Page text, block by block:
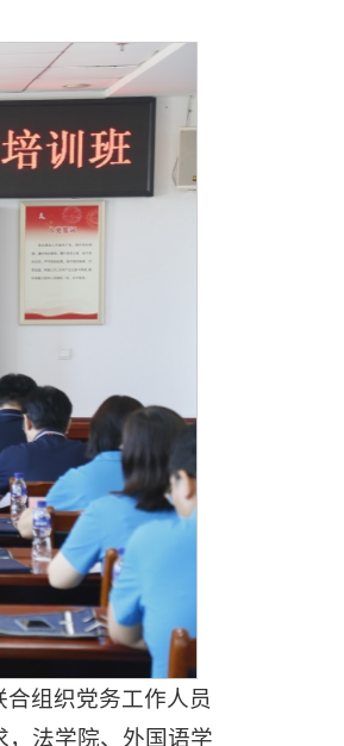
组织党务工作人员
法学院、 外国语学